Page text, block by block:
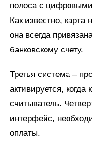
полоса с
Как известно, карта
она всегда
банковскому счету.
Третья система –
активируется, когда
считыватель.
интерфейс,
оплаты.